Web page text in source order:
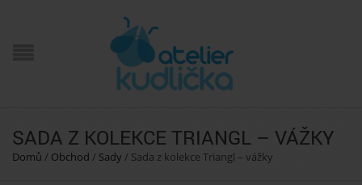
SADA Z KOLEKCE TRIANGL – VÁŽKY
Domů / Obchod / Sady / Sada z kolekce Triangl – vážky